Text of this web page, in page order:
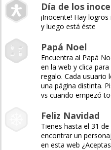
Día de los
¡Inocente! Hay
y luego está éste
Papá Noel
Encuentra al Papá
en la web y clica
regalo. Cada usuario
una página distinta.
vs cuando empezó
Feliz Navidad
Tienes hasta el 31
encontrar un
en esta web